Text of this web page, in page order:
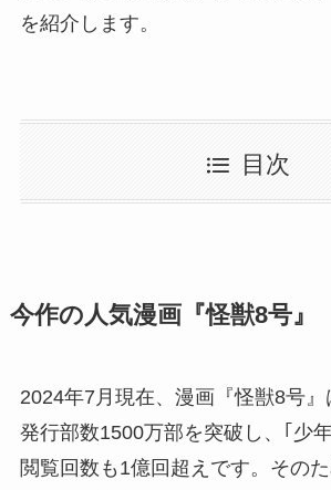
を紹介します。
目次
今作の人気漫画『怪獣8号』
2024年7月現在、漫画『怪獣8号
発行部数1500万部を突破し、｢少
閲覧回数も1億回超えです。その